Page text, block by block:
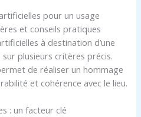
pour un usage
et conseils pratiques
à destination d’une
plusieurs critères précis.
de réaliser un hommage
et cohérence avec le lieu.
: un facteur clé